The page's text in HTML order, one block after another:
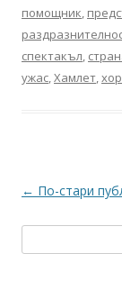
помощник,
спектакъл,
ужас,Хамлет,
Навигация
← По-стари
за: